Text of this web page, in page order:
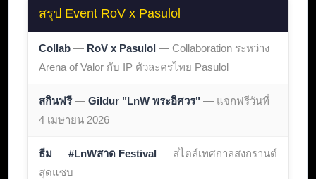
สรุป Event RoV x Pasulol
Collab — RoV x Pasulol — Collaboration ระหว่าง
Arena of Valor กับ IP ตัวละครไทย Pasulol
สกินฟรี— Gildur "LnW พระอิศวร" — แจกฟรีวันที่
4 เมษายน 2026
ธีม — #LnWสาด Festival — สไตล์เทศกาลสงกรานต์
สุดแซบ